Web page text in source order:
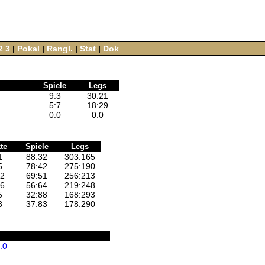
3‌ |‌ Pokal ‌ |‌ Rangl. ‌ |‌ Stat‌ |‌ Dok
Spiele Legs
9:3 30:21
5:7 18:29
0:0 0:0
Spiele Legs
88:32
303:165
78:42
275:190
69:51
256:213
56:64
219:248
32:88
168:293
37:83 178:290